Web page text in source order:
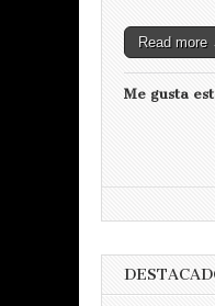
Read more
Me gusta